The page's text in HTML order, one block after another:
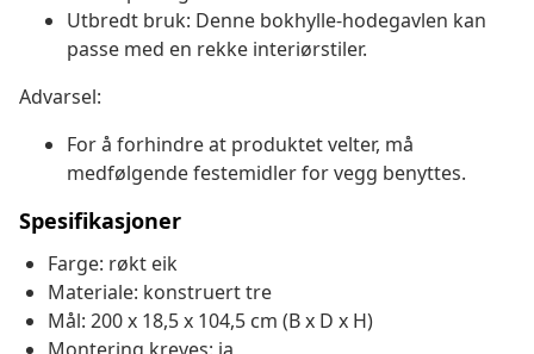
Utbredt bruk: Denne bokhylle-hodegavlen kan
passe med en rekke interiørstiler.
Advarsel:
For å forhindre at produktet velter, må
medfølgende festemidler for vegg benyttes.
Spesifikasjoner
Farge: røkt eik
Materiale: konstruert tre
Mål: 200 x 18,5 x 104,5 cm (B x D x H)